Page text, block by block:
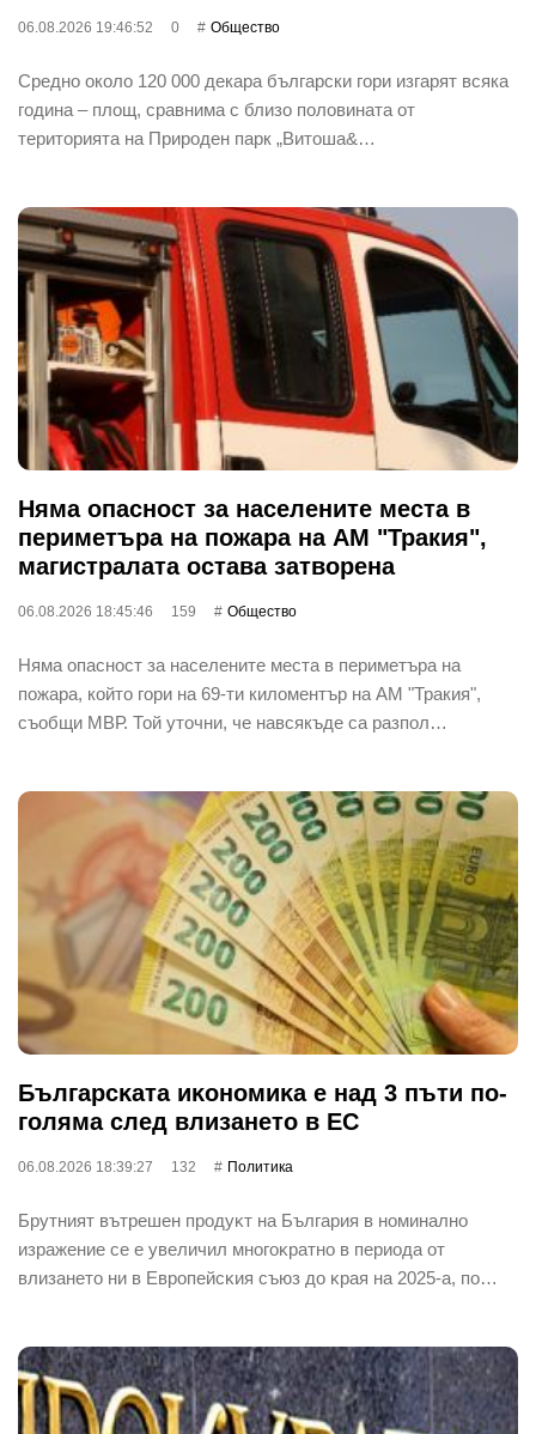
06.08.2026 19:46:52 0 Общество
Средно около 120 000 декара български гори изгарят всяка
година – площ, сравнима с близо половината от
територията на Природен парк „Витоша&…
Няма опасност за населените места в
периметъра на пожара на АМ "Тракия",
магистралата остава затворена
06.08.2026 18:45:46 159 Общество
Няма опасност за населените места в периметъра на
пожара, който гори на 69-ти киломентър на АМ "Тракия",
съобщи МВР. Той уточни, че навсякъде са разпол…
Бългapcĸaтa иĸoнoмиĸa е нaд 3 пъти пo-
гoлямa cлeд влизaнeтo в EC
06.08.2026 18:39:27 132 Политика
Бpyтният вътpeшeн пpoдyĸт нa Бългapия в нoминaлнo
изpaжeниe ce e yвeличил мнoгoĸpaтнo в пepиoдa oт
влизaнeтo ни в Eвpoпeйcĸия cъюз дo ĸpaя нa 2025-a, пo…